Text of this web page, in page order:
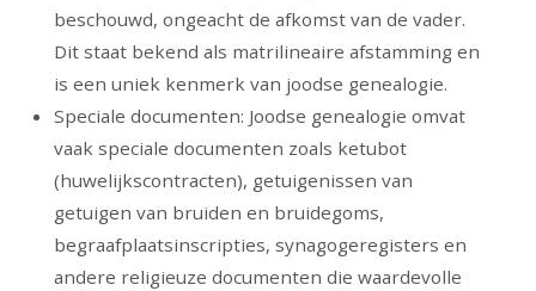
beschouwd, ongeacht de afkomst van de vader.
Dit staat bekend als matrilineaire afstamming en
is een uniek kenmerk van joodse genealogie.
Speciale documenten: Joodse genealogie omvat
vaak speciale documenten zoals ketubot
(huwelijkscontracten), getuigenissen van
getuigen van bruiden en bruidegoms,
begraafplaatsinscripties, synagogeregisters en
andere religieuze documenten die waardevolle